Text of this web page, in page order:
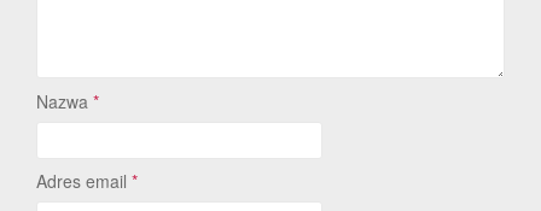
Nazwa *
Adres email *